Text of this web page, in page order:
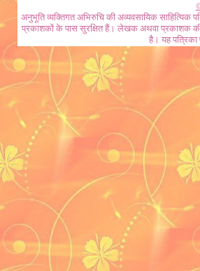
अनुभूति व्यक्तिगत अभिरुचि की अव्यवसायिक
प्रकाशकों के पास सुरक्षित हैं। लेखक अथवा प्रकाशक की
है। यह पत्रिका